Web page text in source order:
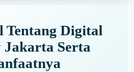
Tentang Digital
Jakarta Serta